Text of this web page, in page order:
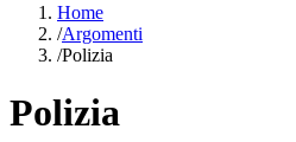
Home
/Argomenti
/Polizia
Polizia